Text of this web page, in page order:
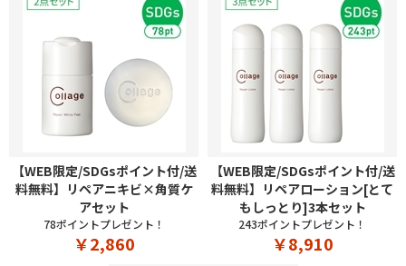
【WEB限定/SDGsポイント付/送
料無料】リペアニキビ×角質ケ
アセット
78ポイントプレゼント！
￥2,860
【WEB限定/SDGsポイント付/送
料無料】リペアローション[とて
もしっとり]3本セット
243ポイントプレゼント！
￥8,910